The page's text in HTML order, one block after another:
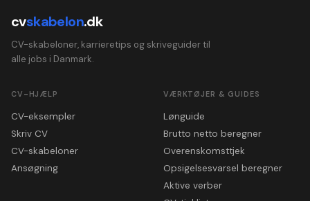
cvskabelon.dk
CV-skabeloner, karrieretips og skriveguider til
alle jobs i Danmark.
CV-HJÆLP
CV-eksempler
Skriv CV
CV-skabeloner
Ansøgning
VÆRKTØJER & GUIDES
Lønguide
Brutto netto beregner
Overenskomsttjek
Opsigelsesvarsel beregner
Aktive verber